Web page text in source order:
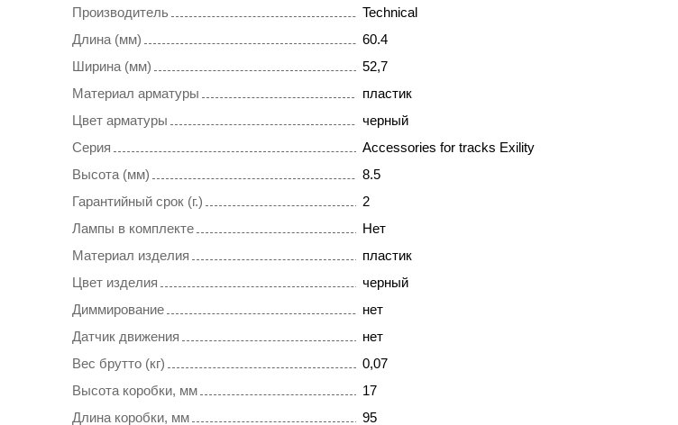
Производитель
Technical
Длина (мм)
60.4
Ширина (мм)
52,7
Материал арматуры
пластик
Цвет арматуры
черный
Серия
Accessories for tracks Exility
Высота (мм)
8.5
Гарантийный срок (г.)
2
Лампы в комплекте
Нет
Материал изделия
пластик
Цвет изделия
черный
Диммирование
нет
Датчик движения
нет
Вес брутто (кг)
0,07
Высота коробки, мм
17
Длина коробки, мм
95